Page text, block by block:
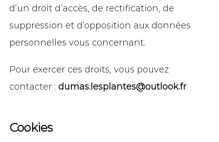
d’un droit d’accès, de rectification, de
suppression et d’opposition aux données
personnelles vous concernant.
Pour exercer ces droits, vous pouvez
contacter : dumas.lesplantes@outlook.fr
Cookies